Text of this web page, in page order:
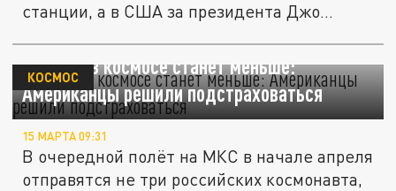
станции, а в США за президента Джо...
Русских в космосе станет меньше:
Американцы решили подстраховаться
КОСМОС
15 МАРТА 09:31
В очередной полёт на МКС в начале апреля
отправятся не три российских космонавта,